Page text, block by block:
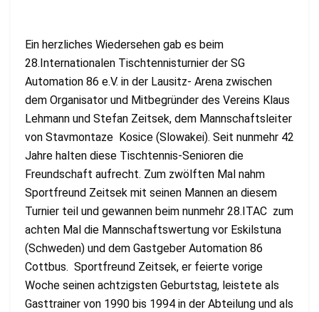
Ein herzliches Wiedersehen gab es beim
28.Internationalen Tischtennisturnier der SG
Automation 86 e.V. in der Lausitz- Arena zwischen
dem Organisator und Mitbegründer des Vereins Klaus
Lehmann und Stefan Zeitsek, dem Mannschaftsleiter
von Stavmontaze Kosice (Slowakei). Seit nunmehr 42
Jahre halten diese Tischtennis-Senioren die
Freundschaft aufrecht. Zum zwölften Mal nahm
Sportfreund Zeitsek mit seinen Mannen an diesem
Turnier teil und gewannen beim nunmehr 28.ITAC zum
achten Mal die Mannschaftswertung vor Eskilstuna
(Schweden) und dem Gastgeber Automation 86
Cottbus. Sportfreund Zeitsek, er feierte vorige
Woche seinen achtzigsten Geburtstag, leistete als
Gasttrainer von 1990 bis 1994 in der Abteilung und als